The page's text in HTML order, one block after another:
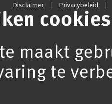
Disclaimer Privacybeleid
cookies
maakt
te